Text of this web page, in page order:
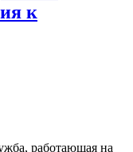
к
работающая на